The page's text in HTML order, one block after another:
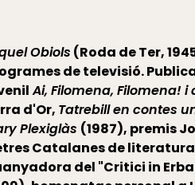
Obiols (Roda de Ter,
de televisió.
Ai, Filomena, Filomena! i
d'Or, Tatrebill en contes
Plexiglàs (1987), premis
Catalanes de
del "Critici in